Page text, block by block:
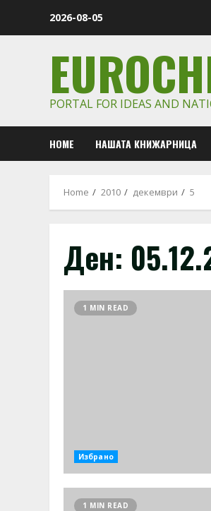
2026-08-05
PORTAL FOR IDEAS AND
HOME НАШАТА КНИЖАРНИЦА
Home 2010 декември 5
Ден:
1 MIN READ
Избрано
1 MIN READ